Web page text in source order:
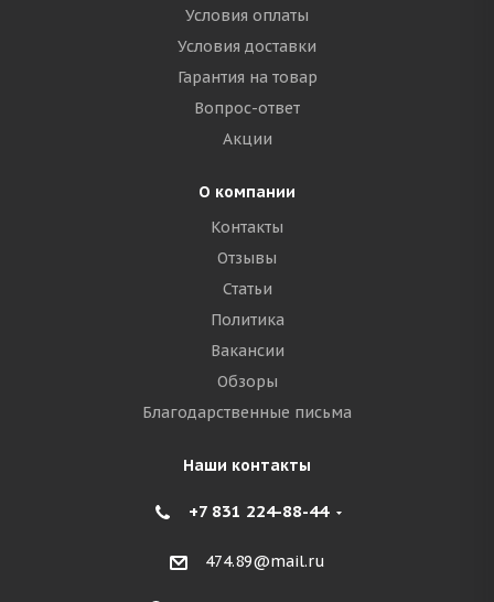
Условия оплаты
Условия доставки
Гарантия на товар
Вопрос-ответ
Акции
О компании
Контакты
Отзывы
Статьи
Политика
Вакансии
Обзоры
Благодарственные письма
Наши контакты
+7 831 224-88-44
474.89@mail.ru